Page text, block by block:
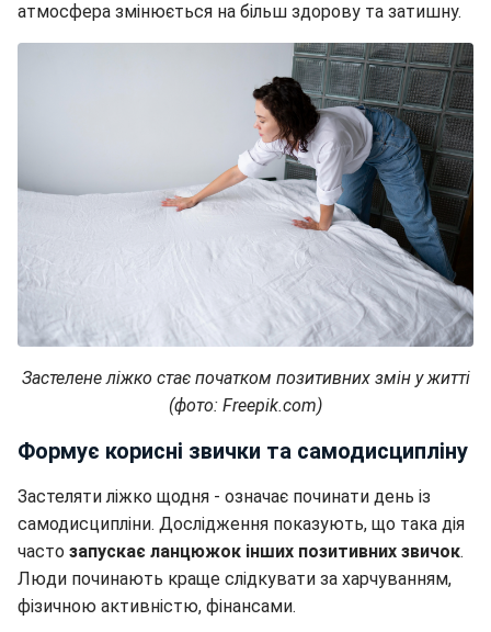
атмосфера змінюється на більш здорову та затишну.
Застелене ліжко стає початком позитивних змін у житті
(фото: Freepik.com)
Формує корисні звички та самодисципліну
Застеляти ліжко щодня - означає починати день із
самодисципліни. Дослідження показують, що така дія
часто запускає ланцюжок інших позитивних звичок.
Люди починають краще слідкувати за харчуванням,
фізичною активністю, фінансами.